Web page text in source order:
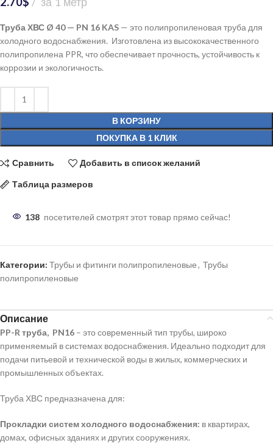
Труба ХВС Ø 40 — PN 16 KAS — это полипропиленовая труба для
холодного водоснабжения. Изготовлена из высококачественного
полипропилена PPR, что обеспечивает прочность, устойчивость к
коррозии и экологичность.
В КОРЗИНУ
ПОКУПКА В 1 КЛИК
Сравнить Добавить в список желаний
Таблица размеров
138 посетителей смотрят этот товар прямо сейчас!
Категории: Трубы и фитинги полипропиленовые, Трубы
полипропиленовые
Описание
PP-R труба, PN16 – это современный тип трубы, широко
применяемый в системах водоснабжения. Идеально подходит для
подачи питьевой и технической воды в жилых, коммерческих и
промышленных объектах.
Труба ХВС предназначена для:
Прокладки систем холодного водоснабжения: в квартирах,
домах, офисных зданиях и других сооружениях.